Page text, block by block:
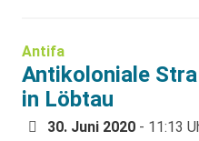
Antifa
Antikoloniale
in Löbtau
30. Juni 2020 - 11:13